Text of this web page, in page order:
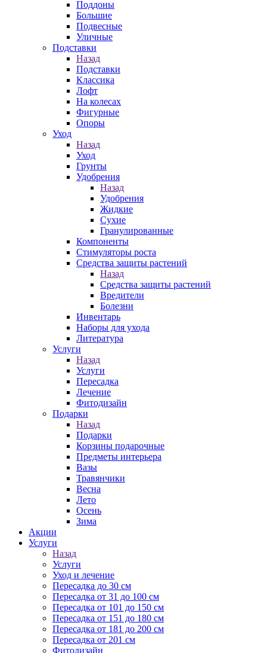
Поддоны
Большие
Подвесные
Уличные
Подставки
Назад
Подставки
Классика
Лофт
На колесах
Фигурные
Опоры
Уход
Назад
Уход
Грунты
Удобрения
Назад
Удобрения
Жидкие
Сухие
Гранулированные
Компоненты
Стимуляторы роста
Средства защиты растений
Назад
Средства защиты растений
Вредители
Болезни
Инвентарь
Наборы для ухода
Литература
Услуги
Назад
Услуги
Пересадка
Лечение
Фитодизайн
Подарки
Назад
Подарки
Корзины подарочные
Предметы интерьера
Вазы
Травянчики
Весна
Лето
Осень
Зима
Акции
Услуги
Назад
Услуги
Уход и лечение
Пересадка до 30 см
Пересадка от 31 до 100 см
Пересадка от 101 до 150 см
Пересадка от 151 до 180 см
Пересадка от 181 до 200 см
Пересадка от 201 см
Фитодизайн